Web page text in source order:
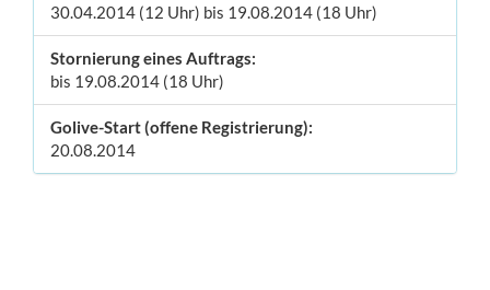
30.04.2014 (12 Uhr) bis 19.08.2014 (18 Uhr)
Stornierung eines Auftrags:
bis 19.08.2014 (18 Uhr)
Golive-Start (offene Registrierung):
20.08.2014